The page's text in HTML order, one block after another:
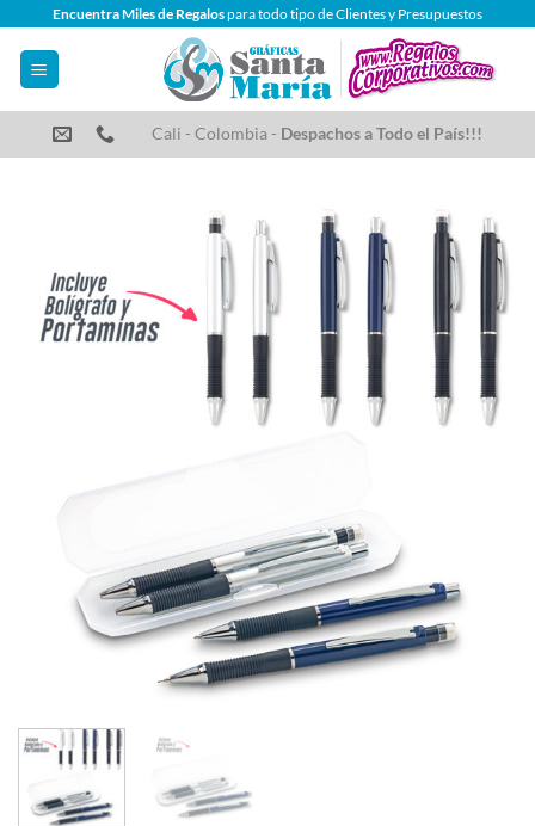
contenido
Encuentra Miles de Regalospara todo tipo de Clientes y Presupuestos
Cali - Colombia - Despachos a Todo el País!!!